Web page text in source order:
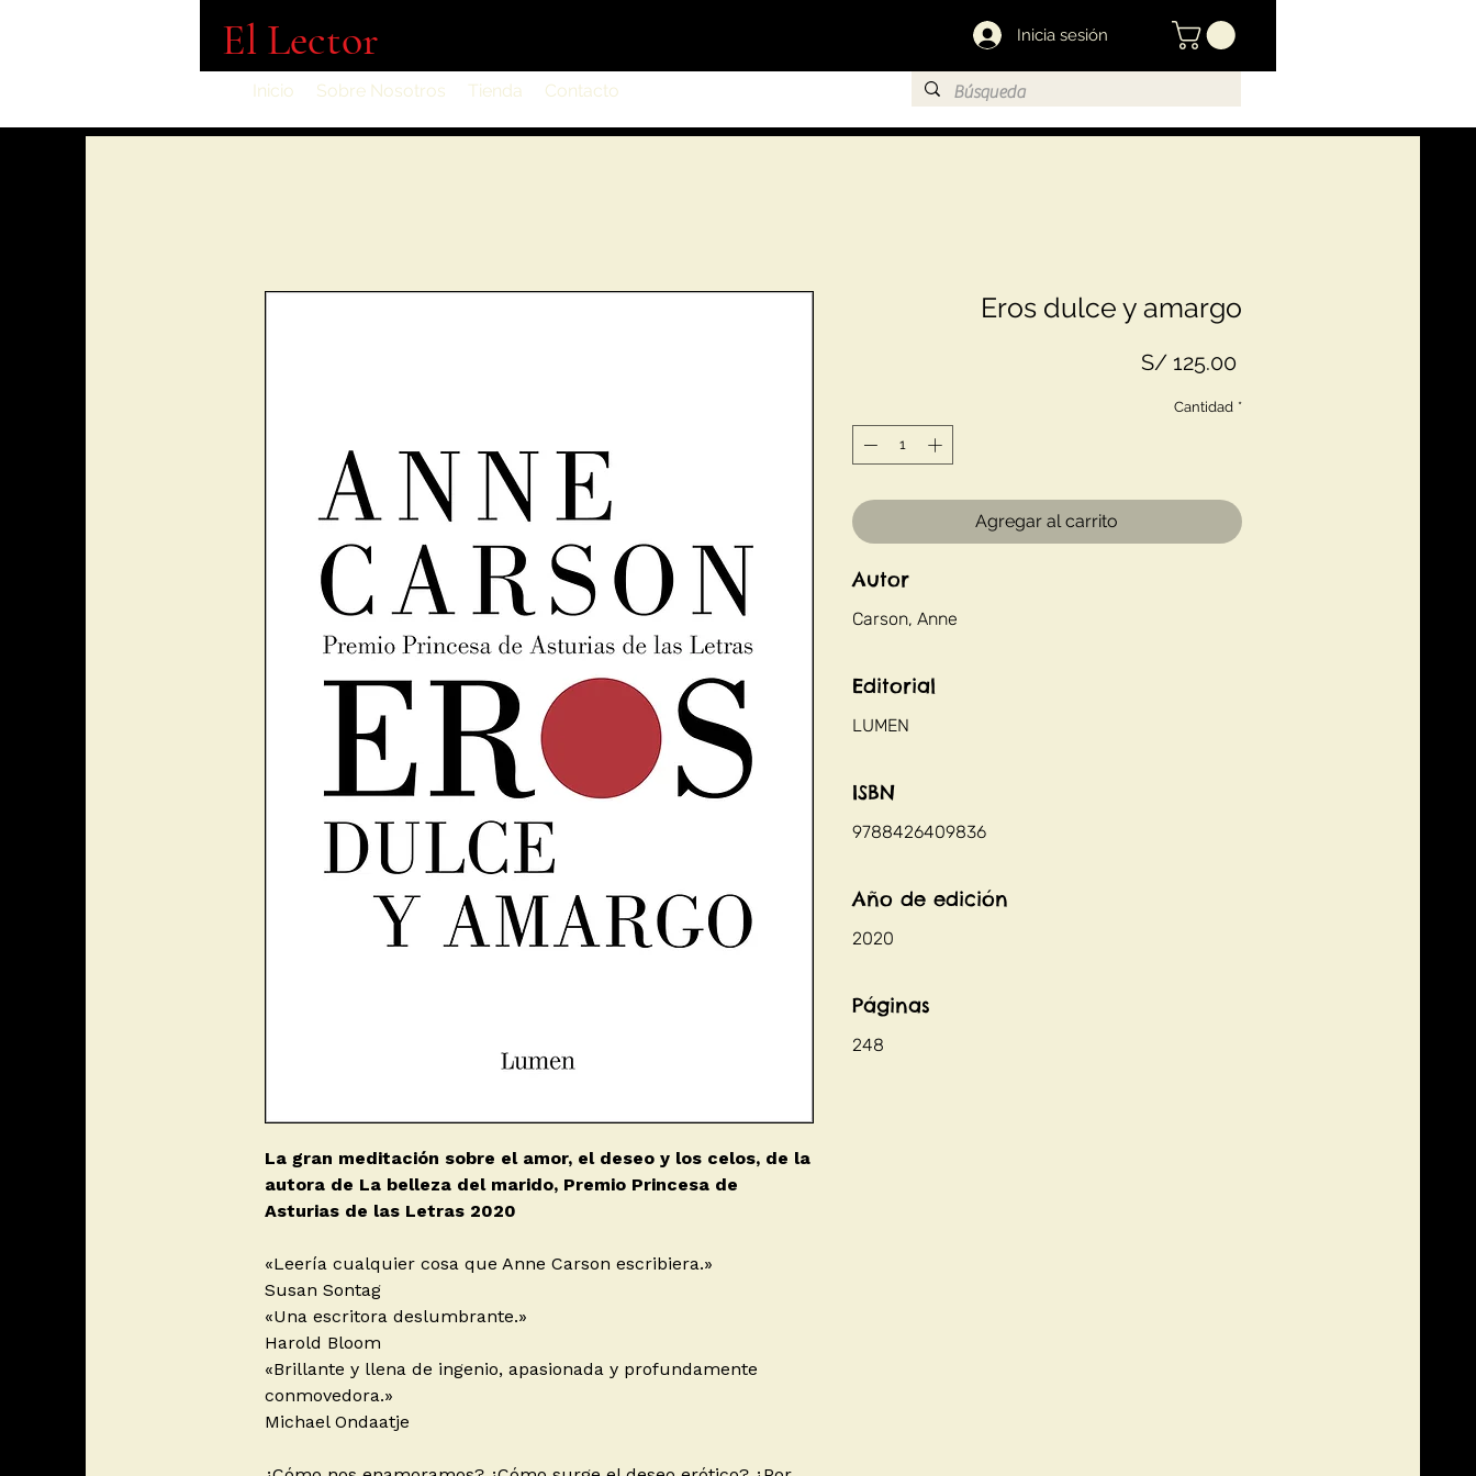
El Lector Inicia sesión
Inicio Sobre Nosotros Tienda Contacto
La gran meditación sobre el amor, el deseo y los celos, de la
autora de La belleza del marido, Premio Princesa de
Asturias de las Letras 2020
«Leería cualquier cosa que Anne Carson escribiera.»
Susan Sontag
«Una escritora deslumbrante.»
Harold Bloom
«Brillante y llena de ingenio, apasionada y profundamente
conmovedora.»
Michael Ondaatje
Eros dulce y amargo
S/ 125.00Precio
Cantidad *
Agregar al carrito
Autor
Carson, Anne
Editorial
LUMEN
ISBN
9788426409836
Año de edición
2020
Páginas
248